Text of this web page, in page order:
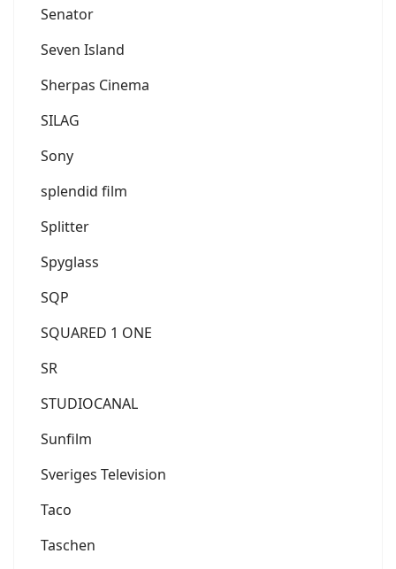
Senator
Seven Island
Sherpas Cinema
SILAG
Sony
splendid film
Splitter
Spyglass
SQP
SQUARED 1 ONE
SR
STUDIOCANAL
Sunfilm
Sveriges Television
Taco
Taschen